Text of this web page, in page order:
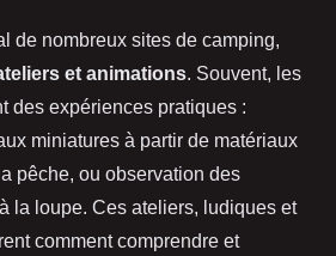
de nombreux sites de camping,
et animations. Souvent, les
des expériences pratiques :
miniatures à partir de matériaux
pêche, ou observation des
la loupe. Ces ateliers, ludiques et
comment comprendre et